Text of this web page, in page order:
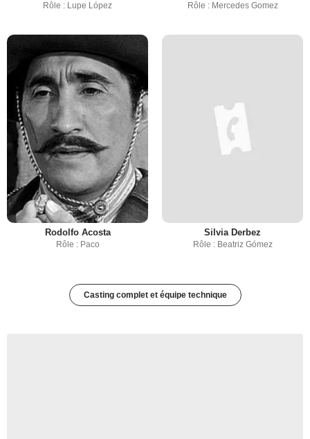
Rôle : Lupe López Rôle : Mercedes Gomez
Rodolfo Acosta
Rôle : Paco
Silvia Derbez
Rôle : Beatriz Gómez
Casting complet et équipe technique